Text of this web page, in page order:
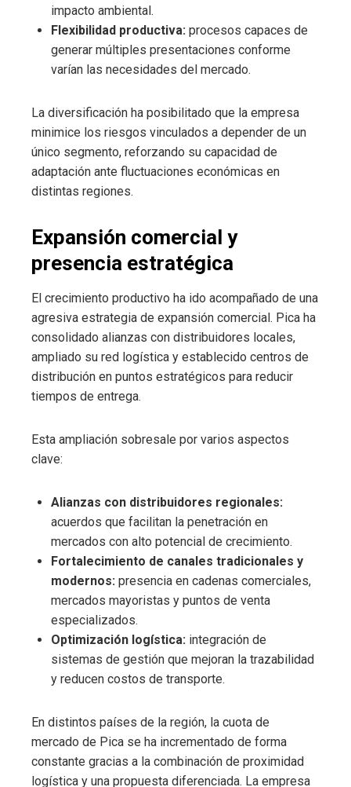
impacto ambiental.
Flexibilidad productiva: procesos capaces de
generar múltiples presentaciones conforme
varían las necesidades del mercado.
La diversificación ha posibilitado que la empresa
minimice los riesgos vinculados a depender de un
único segmento, reforzando su capacidad de
adaptación ante fluctuaciones económicas en
distintas regiones.
Expansión comercial y
presencia estratégica
El crecimiento productivo ha ido acompañado de una
agresiva estrategia de expansión comercial. Pica ha
consolidado alianzas con distribuidores locales,
ampliado su red logística y establecido centros de
distribución en puntos estratégicos para reducir
tiempos de entrega.
Esta ampliación sobresale por varios aspectos
clave:
Alianzas con distribuidores regionales:
acuerdos que facilitan la penetración en
mercados con alto potencial de crecimiento.
Fortalecimiento de canales tradicionales y
modernos: presencia en cadenas comerciales,
mercados mayoristas y puntos de venta
especializados.
Optimización logística: integración de
sistemas de gestión que mejoran la trazabilidad
y reducen costos de transporte.
En distintos países de la región, la cuota de
mercado de Pica se ha incrementado de forma
constante gracias a la combinación de proximidad
logística y una propuesta diferenciada. La empresa